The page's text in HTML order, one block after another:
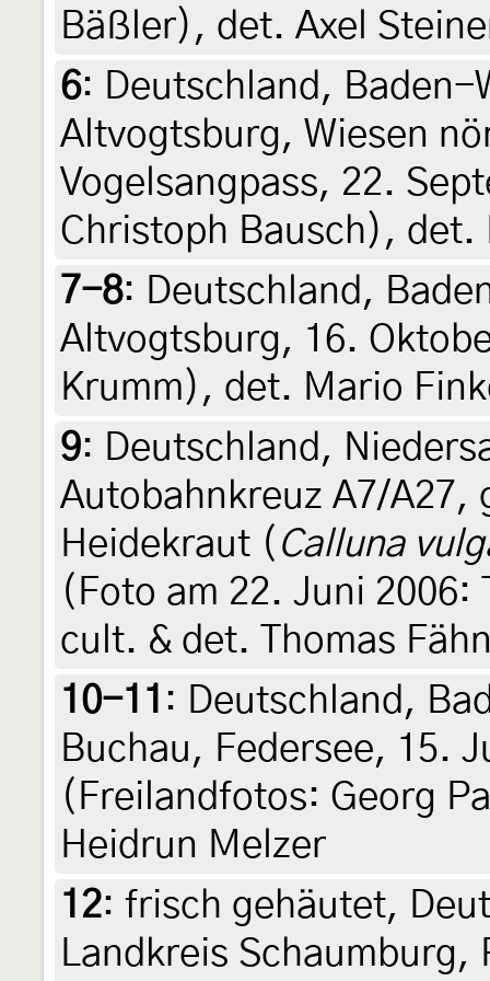
Bäßler), det. Axel
6: Deutschland,
Altvogtsburg, Wiesen
Vogelsangpass, 22.
Christoph Bausch), det.
7-8: Deutschland,
Altvogtsburg, 16.
Krumm), det. Mario
9: Deutschland,
Autobahnkreuz A7/A27,
Heidekraut ( Calluna
(Foto am 22. Juni
cult. & det. Thomas
10-11 : Deutschland,
Buchau, Federsee, 15.
(Freilandfotos: Georg
Heidrun Melzer
12: frisch gehäutet,
Landkreis Schaumburg,